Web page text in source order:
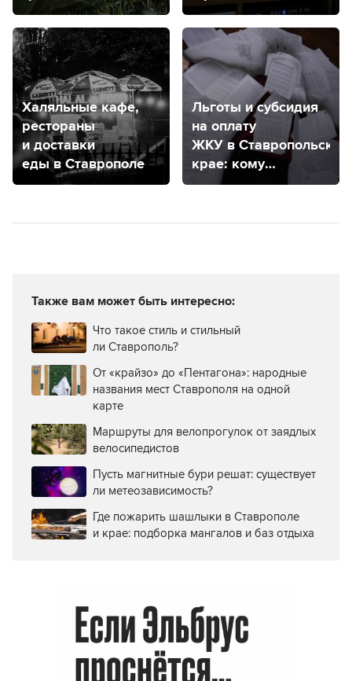
попробовать
Халяльные кафе,
рестораны
и доставки
еды в Ставрополе
Льготы и субсидия
на оплату
ЖКУ в Ставропольском
крае: кому
положены
Также вам может быть интересно:
Что такое стиль и стильный
ли Ставрополь?
От «крайзо» до «Пентагона»: народные
названия мест Ставрополя на одной
карте
Маршруты для велопрогулок от заядлых
велосипедистов
Пусть магнитные бури решат: существует
ли метеозависимость?
Где пожарить шашлыки в Ставрополе
и крае: подборка мангалов и баз отдыха